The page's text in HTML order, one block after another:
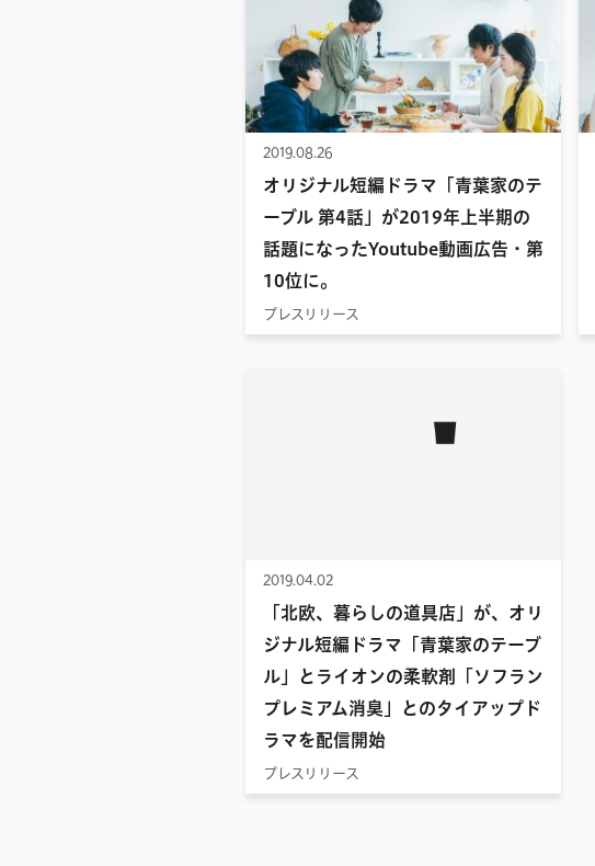
2019.08.26
オリジナル短編ドラマ「青葉家のテ
ーブル 第4話」が2019年上半期の
話題になったYoutube動画広告・第
10位に。
プレスリリース
2019.04.02
「北欧、暮らしの道具店」が、オリ
ジナル短編ドラマ「青葉家のテーブ
ル」とライオンの柔軟剤「ソフラン
プレミアム消臭」とのタイアップド
ラマを配信開始
プレスリリース